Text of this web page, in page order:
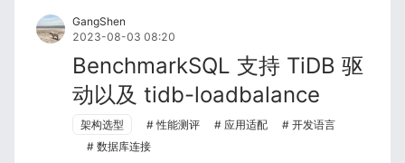
GangShen
2023-08-03 08:20
BenchmarkSQL 支持 TiDB 驱
动以及 tidb-loadbalance
架构选型 性能测评 应用适配
开发语言
数据库连接